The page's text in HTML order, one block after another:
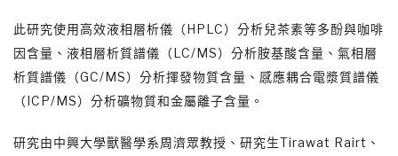
此研究使用高效液相層析儀（HPLC）分析兒茶素等多酚與咖啡
因含量、液相層析質譜儀（LC/MS）分析胺基酸含量、氣相層
析質譜儀（GC/MS）分析揮發物質含量、感應耦合電漿質譜儀
（ICP/MS）分析礦物質和金屬離子含量。
研究由中興大學獸醫學系周濟眾教授、研究生Tirawat Rairt、